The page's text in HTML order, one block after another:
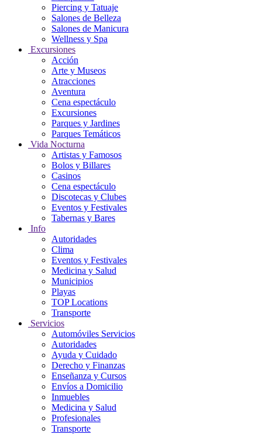
Piercing y Tatuaje
Salones de Belleza
Salones de Manicura
Wellness y Spa
Excursiones
Acción
Arte y Museos
Atracciones
Aventura
Cena espectáculo
Excursiones
Parques y Jardines
Parques Temáticos
Vida Nocturna
Artistas y Famosos
Bolos y Billares
Casinos
Cena espectáculo
Discotecas y Clubes
Eventos y Festivales
Tabernas y Bares
Info
Autoridades
Clima
Eventos y Festivales
Medicina y Salud
Municipios
Playas
TOP Locations
Transporte
Servicios
Automóviles Servicios
Autoridades
Ayuda y Cuidado
Derecho y Finanzas
Enseñanza y Cursos
Envíos a Domicilio
Inmuebles
Medicina y Salud
Profesionales
Transporte